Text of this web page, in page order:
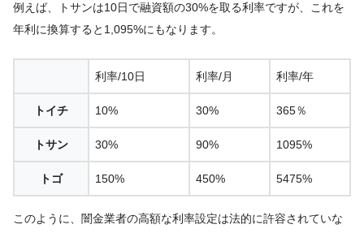
例えば、トサンは10日で融資額の30%を取る利率ですが、これを
年利に換算すると1,095%にもなります。
利率/10日 利率/月 利率/年
トイチ 10% 30% 365％
トサン 30% 90% 1095%
トゴ 150% 450% 5475%
このように、闇金業者の高額な利率設定は法的に許容されていな